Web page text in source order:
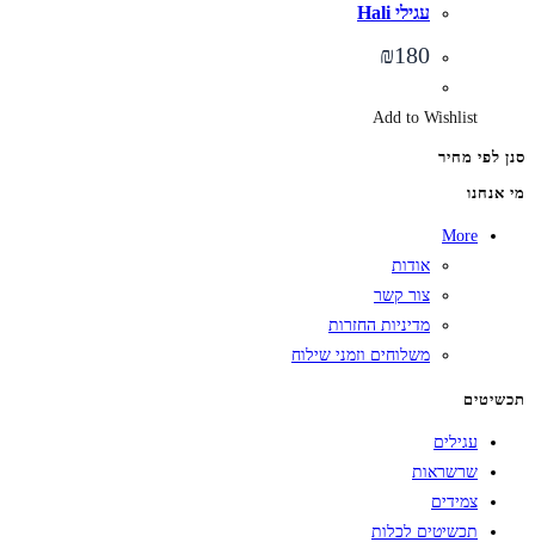
עגילי Hali
₪180
Add to Wishlist
סנן לפי מחיר
מי אנחנו
More
אודות
צור קשר
מדיניות החזרות
משלוחים וזמני שילוח
תכשיטים
עגילים
שרשראות
צמידים
תכשיטים לכלות